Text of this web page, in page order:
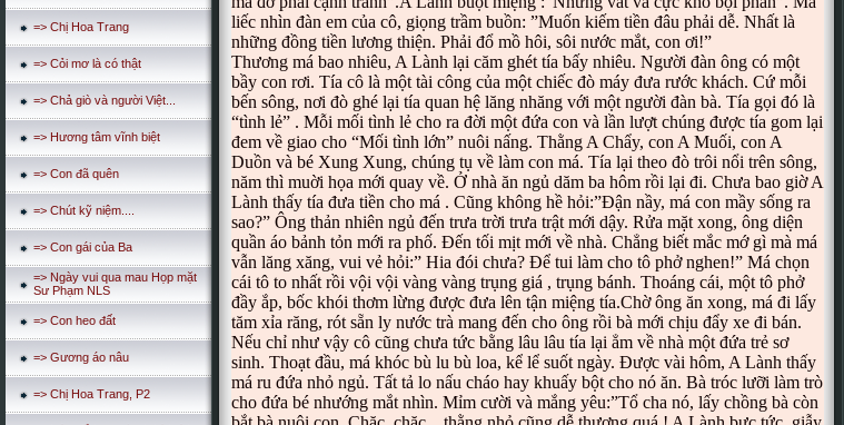
=> Chị Hoa Trang
=> Cỏi mơ là có thật
=> Chả giò và người Việt...
=> Hương tâm vĩnh biệt
=> Con đã quên
=> Chút kỹ niệm....
=> Con gái của Ba
=> Ngày vui qua mau Họp mặt
Sư Phạm NLS
=> Con heo đất
=> Gương áo nâu
=> Chị Hoa Trang, P2
liếc nhìn đàn em của cô, giọng trầm buồn: ”Muốn kiếm tiền đâu phải dễ. Nhất là
những đồng tiền lương thiện. Phải đổ mồ hôi, sôi nước mắt, con ơi!”
Thương má bao nhiêu, A Lành lại căm ghét tía bấy nhiêu. Người đàn ông có một
bầy con rơi. Tía cô là một tài công của một chiếc đò máy đưa rước khách. Cứ mỗi
bến sông, nơi đò ghé lại tía quan hệ lăng nhăng với một người đàn bà. Tía gọi đó là
“tình lẻ” . Mỗi mối tình lẻ cho ra đời một đứa con và lần lượt chúng được tía gom lại
đem về giao cho “Mối tình lớn” nuôi nấng. Thằng A Chẩy, con A Muối, con A
Duồn và bé Xung Xung, chúng tụ về làm con má. Tía lại theo đò trôi nổi trên sông,
năm thì muời họa mới quay về. Ở nhà ăn ngủ dăm ba hôm rồi lại đi. Chưa bao giờ A
Lành thấy tía đưa tiền cho má . Cũng không hề hỏi:”Đận nầy, má con mầy sống ra
sao?” Ông thản nhiên ngủ đến trưa trời trưa trật mới dậy. Rửa mặt xong, ông diện
quần áo bảnh tỏn mới ra phố. Đến tối mịt mới về nhà. Chẳng biết mắc mớ gì mà má
vẫn lăng xăng, vui vẻ hỏi:” Hia đói chưa? Để tui làm cho tô phở nghen!” Má chọn
cái tô to nhất rồi vội vội vàng vàng trụng giá , trụng bánh. Thoáng cái, một tô phở
đầy ắp, bốc khói thơm lừng được đưa lên tận miệng tía.Chờ ông ăn xong, má đi lấy
tăm xỉa răng, rót sẵn ly nước trà mang đến cho ông rồi bà mới chịu đẩy xe đi bán.
Nếu chỉ như vậy cô cũng chưa tức bằng lâu lâu tía lại ẳm về nhà một đứa trẻ sơ
sinh. Thoạt đầu, má khóc bù lu bù loa, kể lể suốt ngày. Được vài hôm, A Lành thấy
má ru đứa nhỏ ngủ. Tất tả lo nấu cháo hay khuấy bột cho nó ăn. Bà tróc lưỡi làm trò
cho đứa bé nhướng mắt nhìn. Mỉm cười và mắng yêu:”Tổ cha nó, lấy chồng bà còn